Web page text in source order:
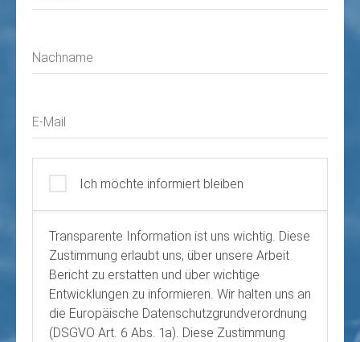
Nachname
E-Mail
Ich möchte informiert bleiben
Transparente Information ist uns wichtig. Diese
Zustimmung erlaubt uns, über unsere Arbeit
Bericht zu erstatten und über wichtige
Entwicklungen zu informieren. Wir halten uns an
die Europäische Datenschutzgrundverordnung
(DSGVO Art. 6 Abs. 1a). Diese Zustimmung